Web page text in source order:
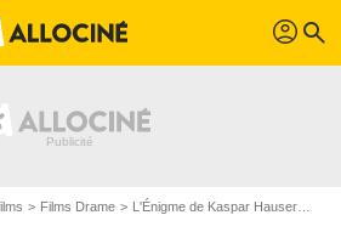
profil search
Films Drame L'Énigme de Kaspar Hauser